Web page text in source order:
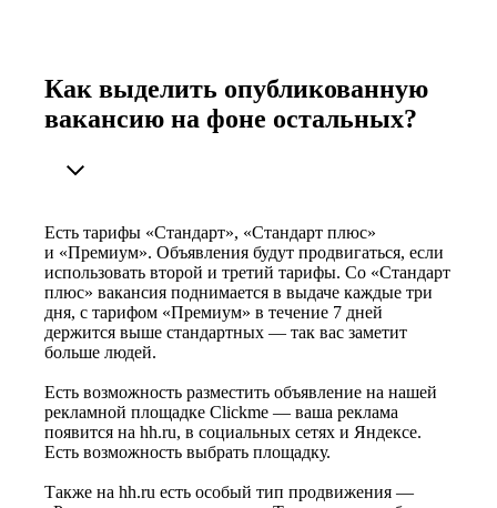
Как выделить опубликованную
вакансию на фоне остальных?
Есть тарифы «Стандарт», «Стандарт плюс»
и «Премиум». Объявления будут продвигаться, если
использовать второй и третий тарифы. Со «Стандарт
плюс» вакансия поднимается в выдаче каждые три
дня, с тарифом «Премиум» в течение 7 дней
держится выше стандартных — так вас заметит
больше людей.
Есть возможность разместить объявление на нашей
рекламной площадке Clickme — ваша реклама
появится на hh.ru, в социальных сетях и Яндексе.
Есть возможность выбрать площадку.
Также на hh.ru есть особый тип продвижения —